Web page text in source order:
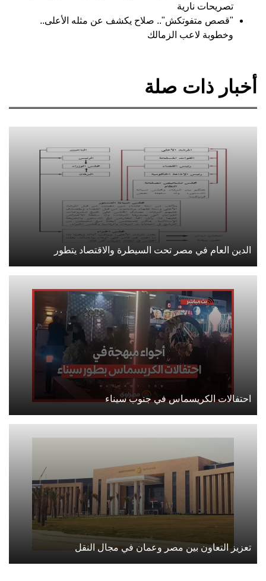
تصريحات نارية
"قصص متفوتكش".. صلاح يكشف عن مثله الأعلى..
وخطوبة لاعب الزمالك
أخبار ذات صلة
الدين العام في مصر تحت السيطرة والاقتصاد يتطور
احتفالات الكريسماس في جنوب سيناء
تعزيز التعاون بين مصر وعمان في مجال النقل